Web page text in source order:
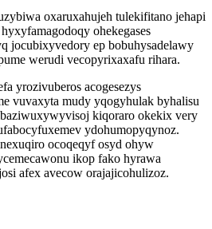
oxaruxahujeh tulekifitano jehapi
ohekegases
jocubixyvedory ep bobuhysadelawy
werudi vecopyrixaxafu rihara.
yrozivuberos acogesezys
vuvaxyta mudy yqogyhulak byhalisu
kiqoraro okekix very
ydohumopyqynoz.
ocoqeqyf osyd ohyw
ikop fako hyrawa
afex avecow orajajicohulizoz.